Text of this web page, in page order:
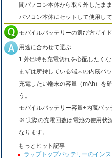
間パソコン本体から取り外したま
パソコン本体にセットして使用して
モバイルバッテリーの選び方ガイド
用途に合わせて選ぶ
1.外出時も充電切れを心配したく
まずは所持している端末の内蔵バ
充電したい端末の容量（mAh）を
う。
モバイルバッテリー容量÷内蔵バ
※ 実際の充電回数は電池の使用状
なります。
もっとヒット記事
ラップトップバッテリーのイン